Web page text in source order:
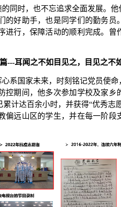
同时，也不忘追求全面发展。
的好助手，也是同学们的勤务
进行，保障活动的顺利完成。曾
---耳闻之不如目见之，目见之不
系国家未来，时刻铭记党员使
控期间，他多次参加学校及家
累计达百余小时，并获得“优秀志
偏远山区的学生，并在每一阶段